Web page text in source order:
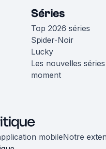
Séries
Top 2026 séries
Spider-Noir
Lucky
Les nouvelles
moment
mobileNotre